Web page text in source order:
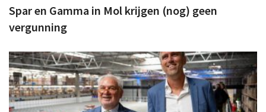
Spar en Gamma in Mol krijgen (nog) geen
vergunning